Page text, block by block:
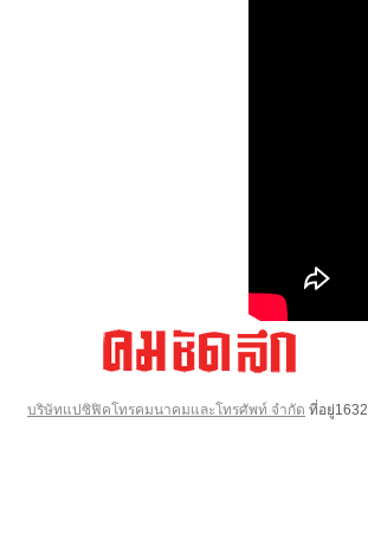
บริษัทแปซิฟิคโทรคมนาคมและโทรศัพท์ จำกัด ที่อยู่